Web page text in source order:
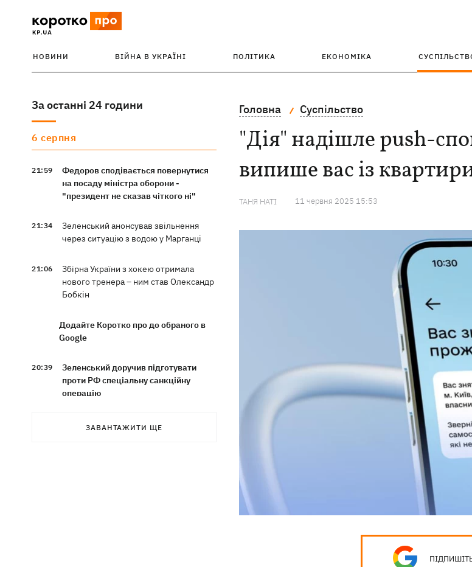
НОВИНИ ВІЙНА В УКРАЇНІ ПОЛІТИКА ЕКОНОМІКА
За останні 24 години
6 серпня
21:59
Федоров сподівається повернутися
на посаду міністра оборони -
"президент не сказав чіткого ні"
21:34
Зеленський анонсував звільнення
через ситуацію з водою у Марганці
21:06
Збірна України з хокею отримала
нового тренера – ним став Олександр
Бобкін
Додайте Коротко про до обраного в
Google
20:39
Зеленський доручив підготувати
проти РФ спеціальну санкційну
операцію
Дрони СБУ вразили два кораблі ФСБ
ЗАВАНТАЖИТИ ЩЕ
Головна Суспільство
"Дія" надішле push-
випише вас із
ТАНЯ НАТІ 11 червня 2025 15:53